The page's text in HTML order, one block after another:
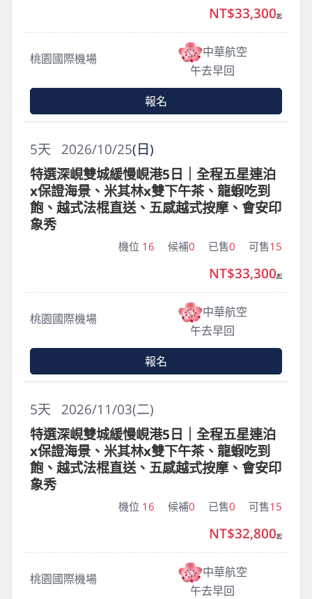
桃園國際機場
中華航空
午去早回
NT$33,300起
報名
2026/10/25(日)
5天
特選深峴雙城緩慢峴港5日｜全程五星連泊
x保證海景、米其林x雙下午茶、龍蝦吃到
飽、越式法棍直送、五感越式按摩、會安印
象秀
機位 16 候補0 已售0 可售15
桃園國際機場
中華航空
午去早回
NT$33,300起
報名
2026/11/03(二)
5天
特選深峴雙城緩慢峴港5日｜全程五星連泊
x保證海景、米其林x雙下午茶、龍蝦吃到
飽、越式法棍直送、五感越式按摩、會安印
象秀
機位 16 候補0 已售0 可售15
桃園國際機場
中華航空
午去早回
NT$32,800起